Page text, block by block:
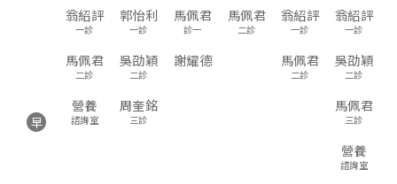
早
翁紹評
一診
郭怡利
一診
馬佩君
診一
馬佩君
二診
翁紹評
一診
翁紹評
一診
馬佩君
二診
吳劭穎
二診
謝耀德 馬佩君
二診
吳劭穎
二診
營養
諮詢室
周奎銘
三診
馬佩君
三診
營養
諮詢室